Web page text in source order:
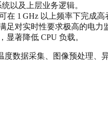
以及上层业务逻辑。
1 GHz 以上频率下完成高
足对实时性要求极高的电力
著降低 CPU 负载。
数据采集、图像预处理